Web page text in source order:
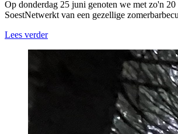
Op donderdag 25 juni genoten we met zo'n 20
SoestNetwerkt van een gezellige
Lees verder